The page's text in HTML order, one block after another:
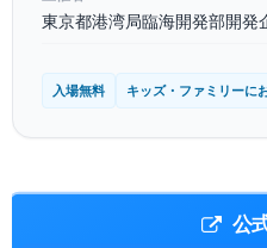
東京都港湾局臨海開発部開発
入場無料 キッズ・ファミリーに
公